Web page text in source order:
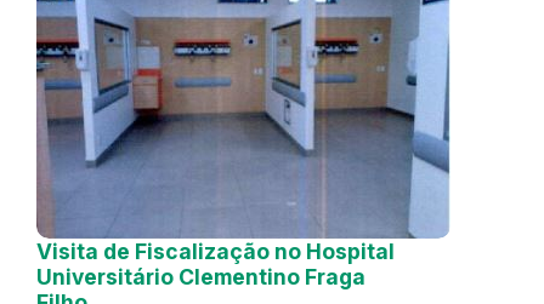
Visita de Fiscalização no Hospital
Universitário Clementino Fraga